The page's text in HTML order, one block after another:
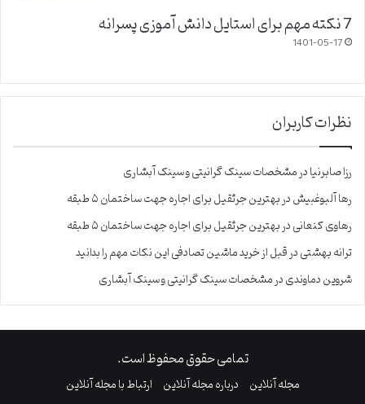
7 نکته مهم برای استایل دانش آموزی پسرانه
1401-05-17
نظرات کاربران
رزا صابرنیادرمشخصات سینک گرانیتی و سینک آبشاری
رها آلبوغبیشدربهترین جرثقیل برای اجاره جهت ساختمان ۵ طبقه
رهاوی کنعانیدربهترین جرثقیل برای اجاره جهت ساختمان ۵ طبقه
ترانه بهشتیدرقبل از خرید ماشین تصادفی این نکات مهم را بدانید
شروین دماوندیدرمشخصات سینک گرانیتی و سینک آبشاری
تمامی حقوق محفوظ است.
مجله آنلاین درباره مجله آنلاین ارتباط با مجله آنلاین